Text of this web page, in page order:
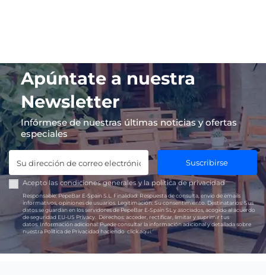
Apúntate a nuestra
Newsletter
Infórmese de nuestras últimas noticias y ofertas
especiales
Suscribirse
Acepto las condiciones generales y lapolítica de privacidad
Responsable:PepeBar E-Spain S.L. Finalidad: Respuesta de consulta, envío de emails
informativos, opiniones de usuarios. Legitimación: Su consentimiento. Destinatarios:Sus
datos se guardan en los servidores de PepeBar E-Spain SL y asociados, acogido al acuerdo
de seguridad EU-US Privacy. Derechos: acceder, rectificar, limitar y suprimir tus
datos.Información adicional:Puede consultar la información adicional y detallada sobre
nuestra Política de Privacidad haciendoclick aquí.